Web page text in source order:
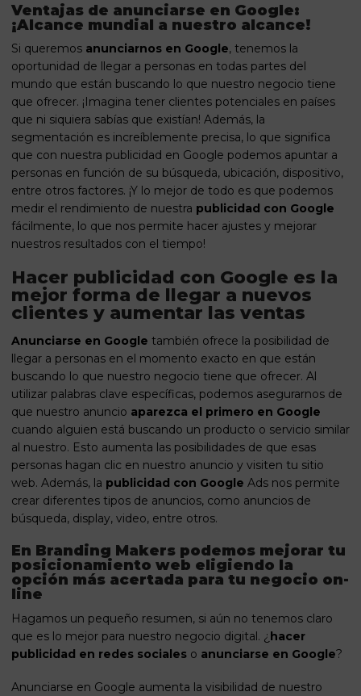
Ventajas de anunciarse en Google:
¡Alcance mundial a nuestro alcance!
Si queremos anunciarnos en Google, tenemos la
oportunidad de llegar a personas en todas partes del
mundo que están buscando lo que nuestro negocio tiene
que ofrecer. ¡Imagina tener clientes potenciales en países
que ni siquiera sabías que existían! Además, la
segmentación es increíblemente precisa, lo que significa
que con nuestra publicidad en Google podemos apuntar a
personas en función de su búsqueda, ubicación, dispositivo,
entre otros factores. ¡Y lo mejor de todo es que podemos
medir el rendimiento de nuestra publicidad con Google
fácilmente, lo que nos permite hacer ajustes y mejorar
nuestros resultados con el tiempo!
Hacer publicidad con Google es la
mejor forma de llegar a nuevos
clientes y aumentar las ventas
Anunciarse en Google también ofrece la posibilidad de
llegar a personas en el momento exacto en que están
buscando lo que nuestro negocio tiene que ofrecer. Al
utilizar palabras clave específicas, podemos asegurarnos de
que nuestro anuncio aparezca el primero en Google
cuando alguien está buscando un producto o servicio similar
al nuestro. Esto aumenta las posibilidades de que esas
personas hagan clic en nuestro anuncio y visiten tu sitio
web. Además, la publicidad con Google Ads nos permite
crear diferentes tipos de anuncios, como anuncios de
búsqueda, display, video, entre otros.
En Branding Makers podemos mejorar tu
posicionamiento web eligiendo la
opción más acertada para tu negocio on-
line
Hagamos un pequeño resumen, si aún no tenemos claro
que es lo mejor para nuestro negocio digital. ¿ hacer
publicidad en redes sociales o anunciarse en Google?
Anunciarse en Google aumenta la visibilidad de nuestro